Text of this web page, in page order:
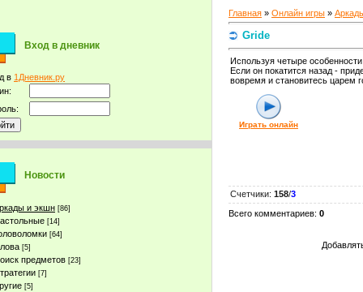
Вход в дневник
в 1Дневник.ру
Новости
и экшн [86]
[14]
[64]
[5]
предметов [23]
[7]
[5]
Главная » Онлайн игры »
Gride
Используя четыре
Если он покатится назад -
вовремя и становитесь царем
Играть онлайн
Счетчики: 158/3
Всего комментариев: 0